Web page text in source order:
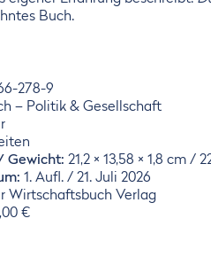
Buch.
278-9
– Politik & Gesellschaft
Gewicht: 21,2 × 13,58 × 1,8 cm /
1. Aufl. / 21. Juli 2026
Wirtschaftsbuch Verlag
€